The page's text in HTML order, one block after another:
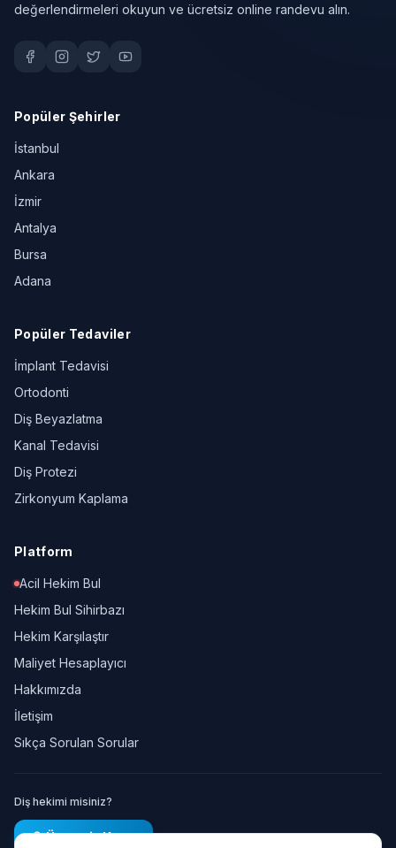
değerlendirmeleri okuyun ve ücretsiz online randevu alın.
Popüler Şehirler
İstanbul
Ankara
İzmir
Antalya
Bursa
Adana
Popüler Tedaviler
İmplant Tedavisi
Ortodonti
Diş Beyazlatma
Kanal Tedavisi
Diş Protezi
Zirkonyum Kaplama
Platform
Acil Hekim Bul
Hekim Bul Sihirbazı
Hekim Karşılaştır
Maliyet Hesaplayıcı
Hakkımızda
İletişim
Sıkça Sorulan Sorular
Diş hekimi misiniz?
Ücretsiz Kayıt